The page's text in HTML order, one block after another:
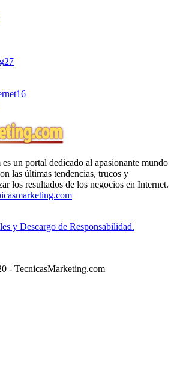
27
16
un portal dedicado al apasionante mundo
las últimas tendencias, trucos y
los resultados de los negocios en Internet.
y Descargo de Responsabilidad.
- TecnicasMarketing.com